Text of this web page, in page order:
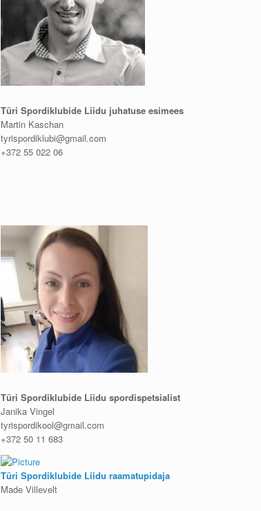
Türi Spordiklubide Liidu juhatuse esimees
Martin Kaschan
tyrispordiklubi@gmail.com
+372 55 022 06
Türi Spordiklubide Liidu spordispetsialist
Janika Vingel
tyrispordikool@gmail.com
+372 50 11 683
Türi Spordiklubide Liidu raamatupidaja
Made Villevelt